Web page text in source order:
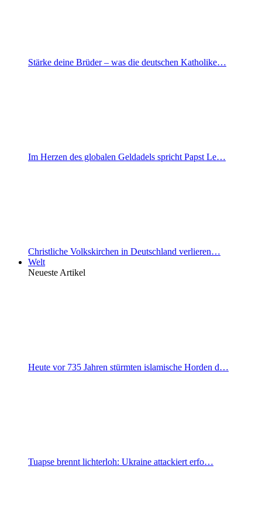
Stärke deine Brüder – was die deutschen Katholike…
Im Herzen des globalen Geldadels spricht Papst Le…
Christliche Volkskirchen in Deutschland verlieren…
Welt
Neueste Artikel
Heute vor 735 Jahren stürmten islamische Horden d…
Tuapse brennt lichterloh: Ukraine attackiert erfo…